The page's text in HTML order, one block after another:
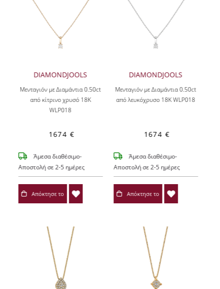
DIAMONDJOOLS
Μενταγιόν με Διαμάντια 0.50ct
από κίτρινο χρυσό 18Κ
WLP018
1674 €
Άμεσα διαθέσιμο-
Αποστολή σε 2-5 ημέρες
Απόκτησε το
DIAMONDJOOLS
Μενταγιόν με Διαμάντια 0.50ct
από λευκόχρυσο 18Κ WLP018
1674 €
Άμεσα διαθέσιμο-
Αποστολή σε 2-5 ημέρες
Απόκτησε το